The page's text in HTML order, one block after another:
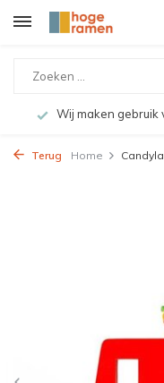
Wij maken gebruik
Terug Home